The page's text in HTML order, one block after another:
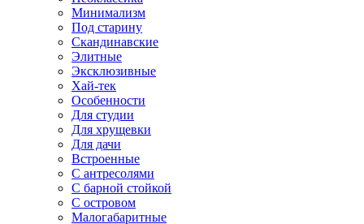
Минимализм
Под старину
Скандинавские
Элитные
Эксклюзивные
Хай-тек
Особенности
Для студии
Для хрущевки
Для дачи
Встроенные
С антресолями
С барной стойкой
С островом
Малогабаритные